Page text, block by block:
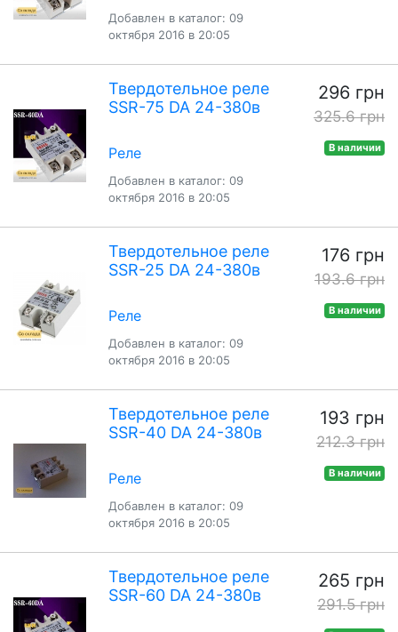
Добавлен в каталог: 09
октября 2016 в 20:05
Твердотельное реле
SSR-75 DA 24-380в
Реле
Добавлен в каталог: 09
октября 2016 в 20:05
296 грн
325.6 грн
В наличии
Твердотельное реле
SSR-25 DA 24-380в
Реле
Добавлен в каталог: 09
октября 2016 в 20:05
176 грн
193.6 грн
В наличии
Твердотельное реле
SSR-40 DA 24-380в
Реле
Добавлен в каталог: 09
октября 2016 в 20:05
193 грн
212.3 грн
В наличии
Твердотельное реле
SSR-60 DA 24-380в
265 грн
291.5 грн